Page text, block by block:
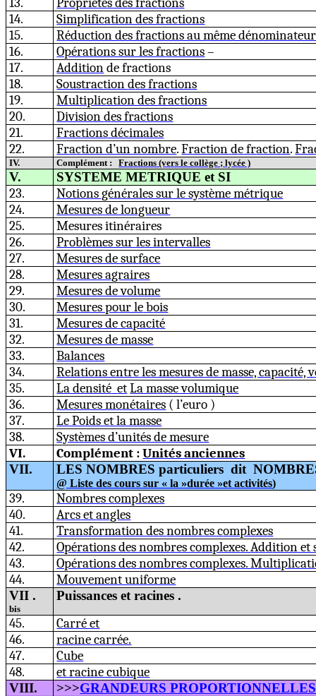
14.
Simplification des fractions
15.
Réduction des fractions au même dénominateur
16.
Opérations sur les fractions–
17.
Additionde fractions
18.
Soustractiondes fractions
19.
Multiplication des fractions
20.
Divisiondes fractions
21.
Fractions décimales
22.
Fraction d’un nombre.Fractiondefraction.
IV. Complément : Fractions (vers le collège ;lycée )
V. SYSTEME METRIQUE et SI
23. Notions générales sur le système métrique
24.
Mesuresde longueur
25.
Mesures itinéraires
26.
Problèmes sur les intervalles
27.
Mesures de surface
28.
Mesures agraires
29.
Mesures de volume
30.
Mesures pour lebois
31.
Mesuresde capacité
32.
Mesures de masse
33.
Balances
34.
Relations entreles mesures de masse, capacité,
35.
La densité etLa masse volumique
36.
Mesures monétaires ( l’euro )
37.
Le Poids et la masse
38.
Systèmes d’unités de mesure
VI.
Complément :Unités anciennes
VII. LES NOMBRES particuliers dit
@ Liste des cours sur « la »durée »et activités)
39. Nombrescomplexes
40.
Arcsetangles
41.
Transformation desnombres complexes
42.
Opérationsdes nombres complexes.Addition et
43.
Opérations desnombrescomplexes.
44.
Mouvement uniforme
VII .
bis
Puissances etracines .
45.
Carré et
46.
racine carrée.
47.
Cube
48.
et racine cubique
VIII. >>>GRANDEURS